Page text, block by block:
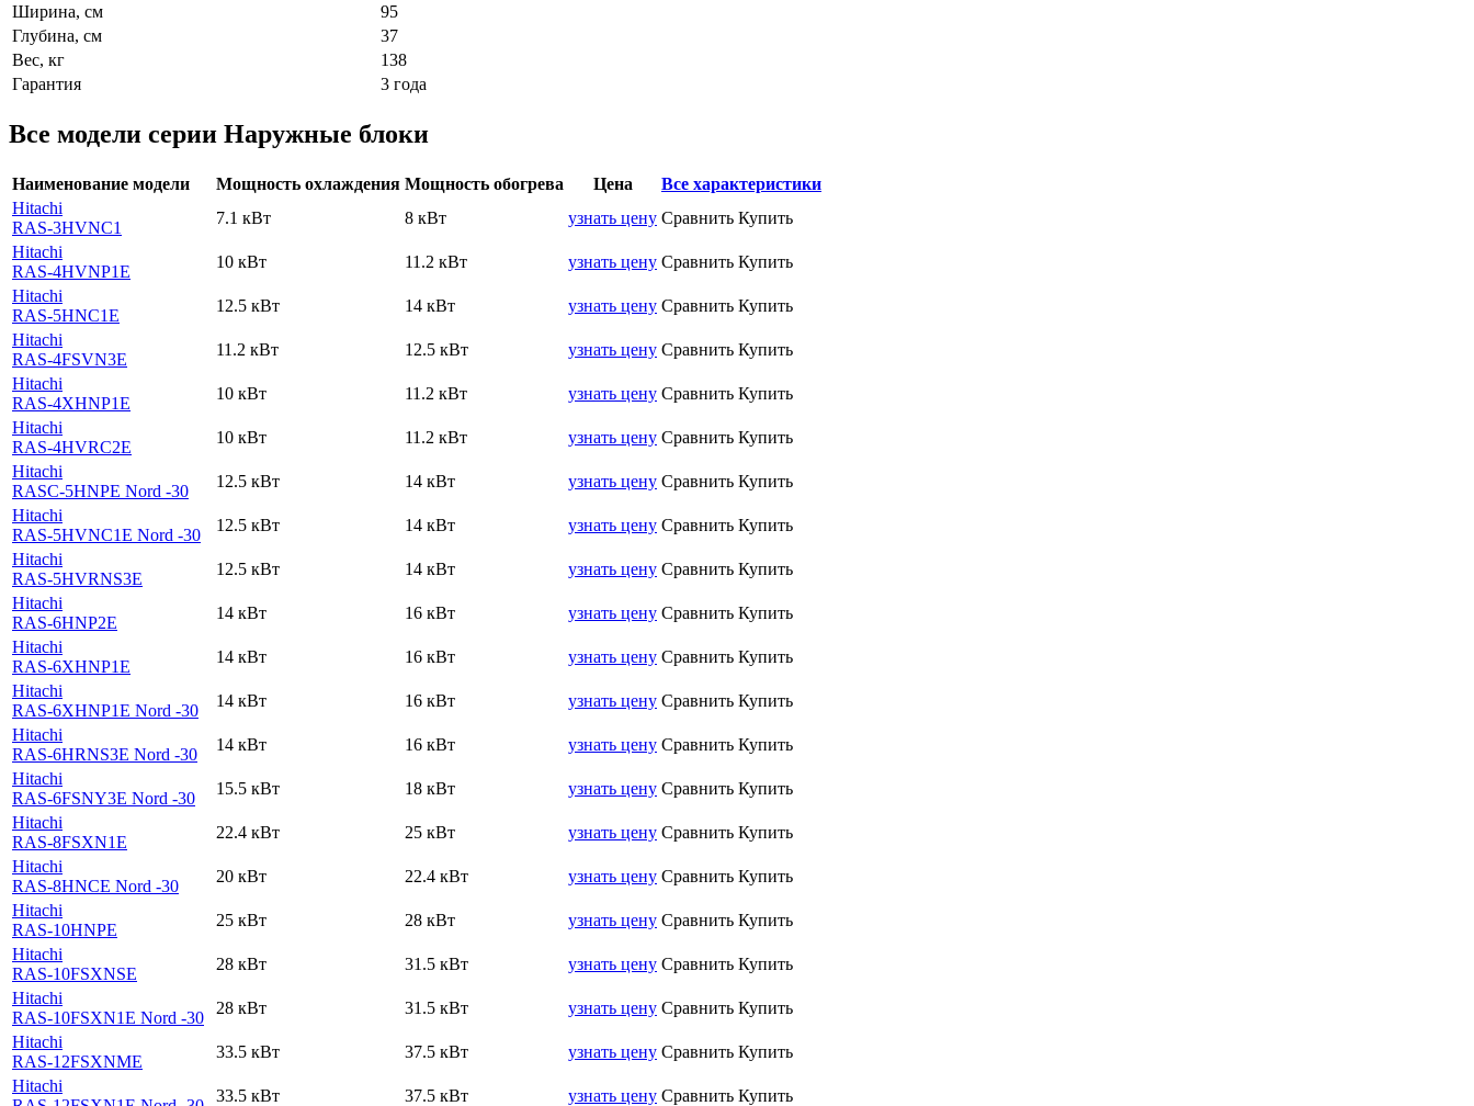
Ширина, см
95
Глубина, см
37
Вес, кг
138
Гарантия
3 года
Все модели серии Наружные блоки
Наименование модели Мощность охлаждения Мощность обогрева Цена
Все характеристики
Hitachi
RAS-3HVNC1
7.1 кВт 8 кВт узнать цену Сравнить Купить
Hitachi
RAS-4HVNP1E
10 кВт 11.2 кВт узнать цену Сравнить Купить
Hitachi
RAS-5HNC1E
12.5 кВт 14 кВт узнать цену Сравнить Купить
Hitachi
RAS-4FSVN3E
11.2 кВт 12.5 кВт узнать цену Сравнить Купить
Hitachi
RAS-4XHNP1E
10 кВт 11.2 кВт узнать цену Сравнить Купить
Hitachi
RAS-4HVRC2E
10 кВт 11.2 кВт узнать цену Сравнить Купить
Hitachi
RASC-5HNPE Nord -30
12.5 кВт 14 кВт узнать цену Сравнить Купить
Hitachi
RAS-5HVNC1E Nord -30
12.5 кВт 14 кВт узнать цену Сравнить Купить
Hitachi
RAS-5HVRNS3E
12.5 кВт 14 кВт узнать цену Сравнить Купить
Hitachi
RAS-6HNP2E
14 кВт 16 кВт узнать цену Сравнить Купить
Hitachi
RAS-6XHNP1E
14 кВт 16 кВт узнать цену Сравнить Купить
Hitachi
RAS-6XHNP1E Nord -30
14 кВт 16 кВт узнать цену Сравнить Купить
Hitachi
RAS-6HRNS3E Nord -30
14 кВт 16 кВт узнать цену Сравнить Купить
Hitachi
RAS-6FSNY3E Nord -30
15.5 кВт 18 кВт узнать цену Сравнить Купить
Hitachi
RAS-8FSXN1E
22.4 кВт 25 кВт узнать цену Сравнить Купить
Hitachi
RAS-8HNCE Nord -30
20 кВт 22.4 кВт узнать цену Сравнить Купить
Hitachi
RAS-10HNPE
25 кВт 28 кВт узнать цену Сравнить Купить
Hitachi
RAS-10FSXNSE
28 кВт 31.5 кВт узнать цену Сравнить Купить
Hitachi
RAS-10FSXN1E Nord -30
28 кВт 31.5 кВт узнать цену Сравнить Купить
Hitachi
RAS-12FSXNME
33.5 кВт 37.5 кВт узнать цену Сравнить Купить
Hitachi
33.5 кВт 37.5 кВт узнать цену Сравнить Купить